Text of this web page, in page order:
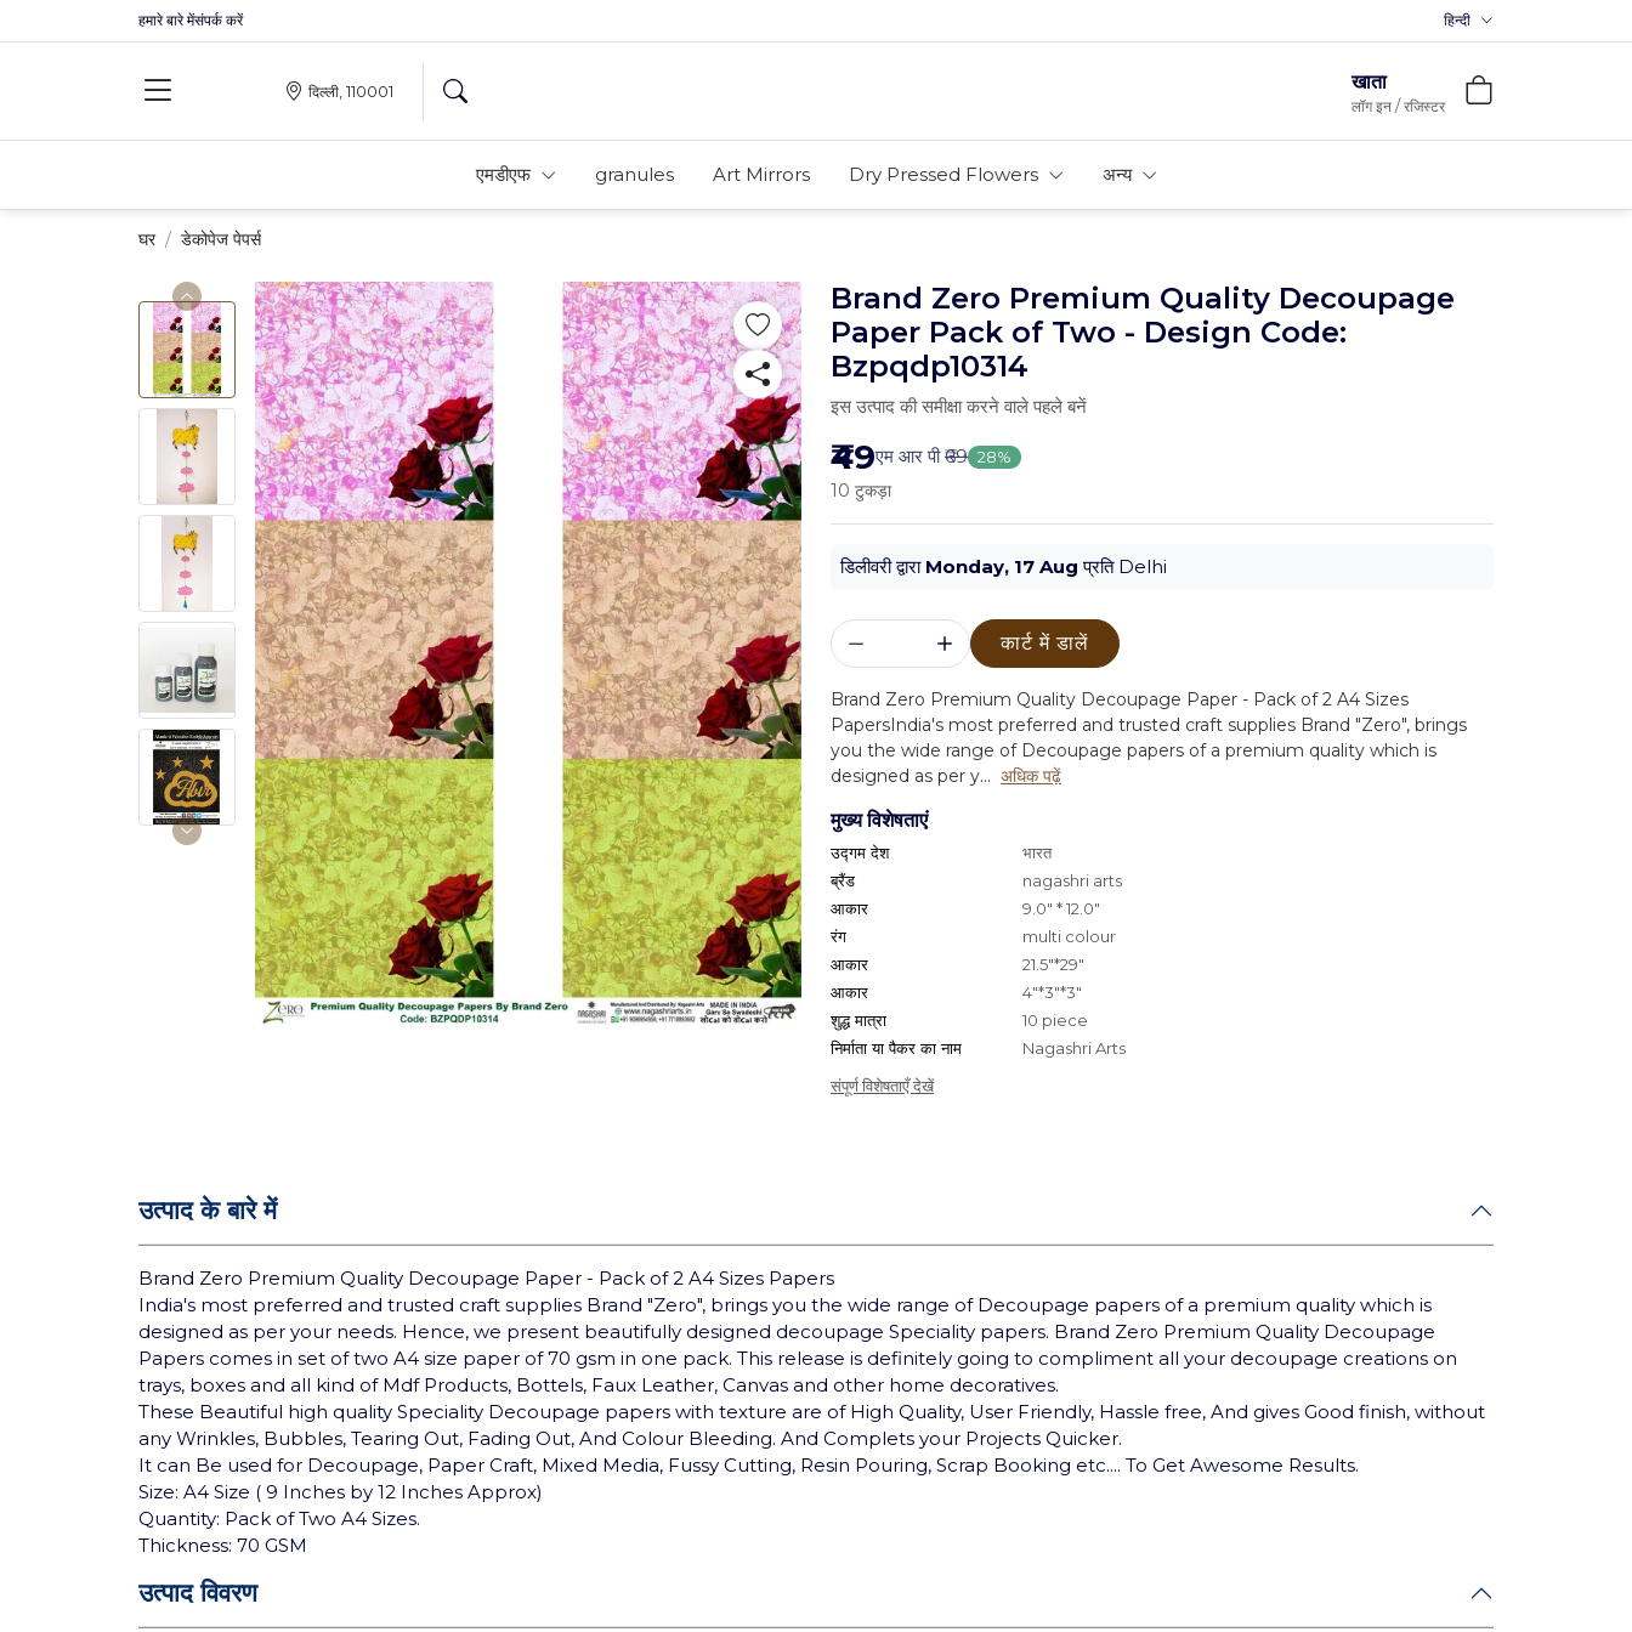
हमारे बारे मेंसंपर्क करें Premium MDFs || Made In
हिन्दी
दिल्ली, 110001 खाता
लॉग इन / रजिस्टर
एमडीएफ granules Art Mirrors Dry Pressed Flowers अन्य
घर डेकोपेज पेपर्स
Brand Zero Premium Quality Decoupage
Paper Pack of Two - Design Code:
Bzpqdp10314
इस उत्पाद की समीक्षा करने वाले पहले बनें
₹49एम आर पी₹69 28%
10 टुकड़ा
डिलीवरी द्वारा Monday, 17 Aug प्रति Delhi
कार्ट में डालें
Brand Zero Premium Quality Decoupage Paper - Pack of 2 A4 Sizes
PapersIndia's most preferred and trusted craft supplies Brand "Zero", brings
you the wide range of Decoupage papers of a premium quality which is
designed as per y... अधिक पढ़ें
मुख्य विशेषताएं
उद्गम देश
भारत
ब्रैंड
nagashri arts
आकार
9.0" * 12.0"
रंग
multi colour
आकार
21.5"*29"
आकार
4"*3"*3"
शुद्ध मात्रा
10 piece
निर्माता या पैकर का नाम
Nagashri Arts
संपूर्ण विशेषताएँ देखें
उत्पाद के बारे में
Brand Zero Premium Quality Decoupage Paper - Pack of 2 A4 Sizes Papers
India's most preferred and trusted craft supplies Brand "Zero", brings you the wide range of Decoupage papers of a premium quality which is
designed as per your needs. Hence, we present beautifully designed decoupage Speciality papers. Brand Zero Premium Quality Decoupage
Papers comes in set of two A4 size paper of 70 gsm in one pack. This release is definitely going to compliment all your decoupage creations on
trays, boxes and all kind of Mdf Products, Bottels, Faux Leather, Canvas and other home decoratives.
These Beautiful high quality Speciality Decoupage papers with texture are of High Quality, User Friendly, Hassle free, And gives Good finish, without
any Wrinkles, Bubbles, Tearing Out, Fading Out, And Colour Bleeding. And Complets your Projects Quicker.
It can Be used for Decoupage, Paper Craft, Mixed Media, Fussy Cutting, Resin Pouring, Scrap Booking etc.... To Get Awesome Results.
Size: A4 Size ( 9 Inches by 12 Inches Approx)
Quantity: Pack of Two A4 Sizes.
Thickness: 70 GSM
उत्पाद विवरण